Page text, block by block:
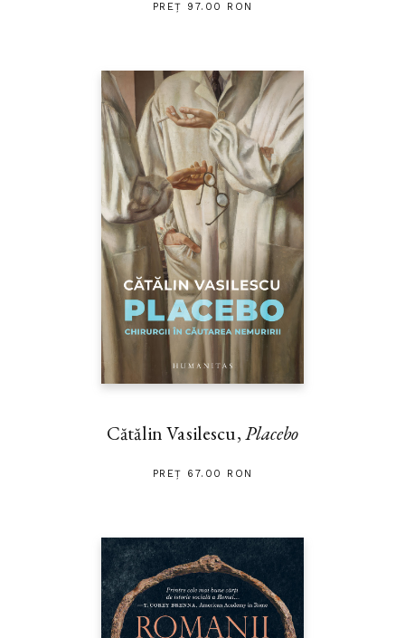
PREȚ 97.00 RON
Cătălin Vasilescu,Placebo
PREȚ 67.00 RON